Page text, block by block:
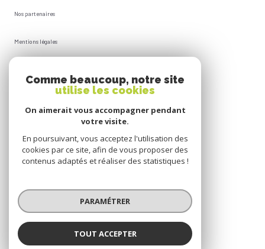
Nos partenaires
Mentions légales
Cookies
© 2026 | Tous droits réservés
Réalisé par
Comme beaucoup, notre site
utilise les cookies
On aimerait vous accompagner pendant
votre visite.
En poursuivant, vous acceptez l'utilisation des
cookies par ce site, afin de vous proposer des
contenus adaptés et réaliser des statistiques !
PARAMÉTRER
TOUT ACCEPTER